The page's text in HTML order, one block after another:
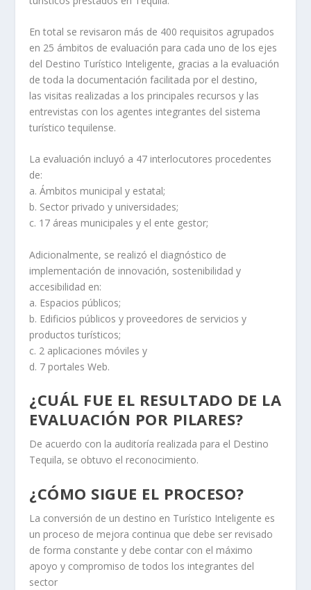
En total se revisaron más de 400 requisitos agrupados
en 25 ámbitos de evaluación para cada uno de los ejes
del Destino Turístico Inteligente, gracias a la evaluación
de toda la documentación facilitada por el destino,
las visitas realizadas a los principales recursos y las
entrevistas con los agentes integrantes del sistema
turístico tequilense.
La evaluación incluyó a 47 interlocutores procedentes
de:
a. Ámbitos municipal y estatal;
b. Sector privado y universidades;
c. 17 áreas municipales y el ente gestor;
Adicionalmente, se realizó el diagnóstico de
implementación de innovación, sostenibilidad y
accesibilidad en:
a. Espacios públicos;
b. Edificios públicos y proveedores de servicios y
productos turísticos;
c. 2 aplicaciones móviles y
d. 7 portales Web.
¿CUÁL FUE EL RESULTADO DE LA
EVALUACIÓN POR PILARES?
De acuerdo con la auditoría realizada para el Destino
Tequila, se obtuvo el reconocimiento.
¿CÓMO SIGUE EL PROCESO?
La conversión de un destino en Turístico Inteligente es
un proceso de mejora continua que debe ser revisado
de forma constante y debe contar con el máximo
apoyo y compromiso de todos los integrantes del
sector